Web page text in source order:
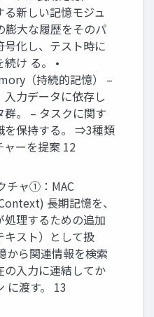
新しい記憶モジュ
膨大な履歴をそのパ
号化し、テスト時に
け る。 •
（持続的記憶） –
力データに依存し
群。 – タスクに関す
を保持する。 ⇒3種類
ャーを提案 12
チャ①：MAC
長期記憶を、
処理するための追加
キスト）として扱
から関連情報を検索
の入力に連結してか
に渡す。 13